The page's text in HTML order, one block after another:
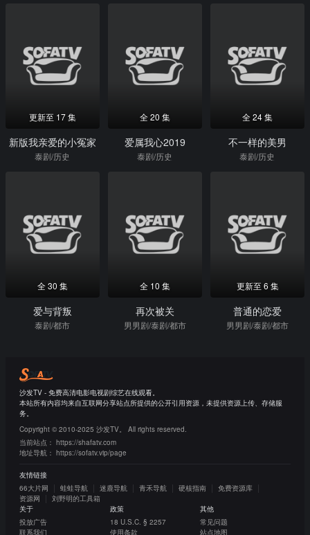
更新至 17 集
新版我亲爱的小冤家
泰剧/历史
全 20 集
爱属我心2019
泰剧/历史
全 24 集
不一样的美男
泰剧/历史
全 30 集
爱与背叛
泰剧/都市
全 10 集
再次被关
男男剧/泰剧/都市
更新至 6 集
普通的恋爱
男男剧/泰剧/都市
沙发TV - 免费高清电影电视剧综艺在线观看。
本站所有内容均来自互联网分享站点所提供的公开引用资源，未提供资源上传、存储服
务。
Copyright © 2010-2025 沙发TV。 All rights reserved.
当前站点： https://shafatv.com
地址导航： https://sofatv.vip/page
友情链接
66大片网
蛙蛙导航 迷鹿导航 青禾导航 硬核指南
免费资源库
资源网
刘野明的工具箱
关于
投放广告
联系我们
政策
18 U.S.C. § 2257
使用条款
其他
常见问题
站点地图